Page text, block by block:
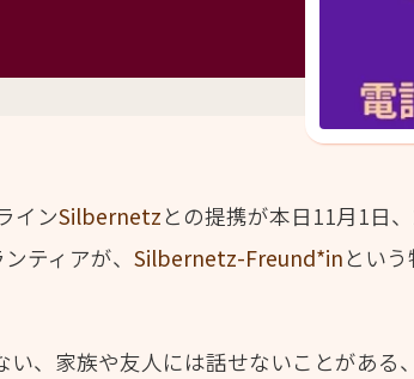
インSilbernetzとの提携が本日11月1日
ティアが、 Silbernetz-Freund*inとい
、家族や友人には話せないことがある